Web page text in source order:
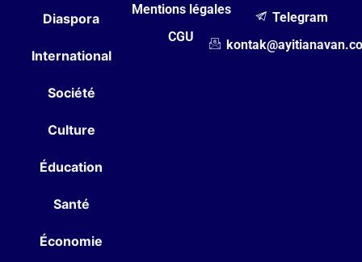
Diaspora
International
Société
Culture
Éducation
Santé
Économie
Mentions légales
CGU
Telegram